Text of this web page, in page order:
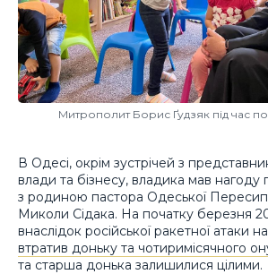
Митрополит Борис Ґудзяк під час
В Одесі, окрім зустрічей з
влади та бізнесу, владика мав нагоду
з родиною пастора Одеської
Миколи Сідака. На початку березня
внаслідок російської ракетної атаки
втратив доньку та чотиримісячного
та старша донька залишилися цілими.